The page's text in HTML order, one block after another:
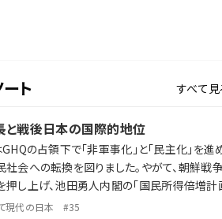
ト すべて見
と戦後日本の国際的地位
の占領下で「非軍事化」と「民主化」を進
会への転換を図りました。やがて、朝鮮戦
し上げ、池田勇人内閣の「国民所得倍増計
成長期が到来。東海道新幹線の開通、東京オリ
現代の日本 #35